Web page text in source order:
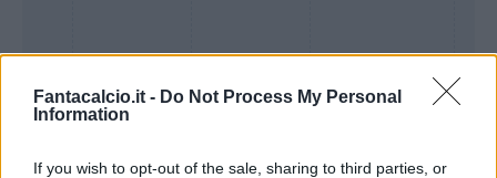
Fantacalcio.it - Do Not Process My Personal
Information
If you wish to opt-out of the sale, sharing to third parties, or